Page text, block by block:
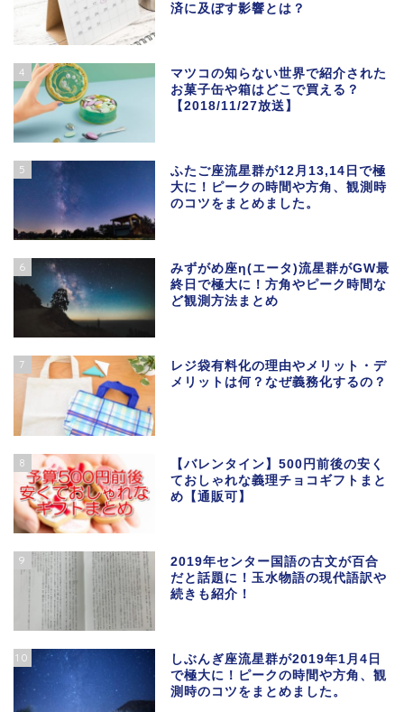
済に及ぼす影響とは？
4
マツコの知らない世界で紹介された
お菓子缶や箱はどこで買える？
【2018/11/27放送】
5
ふたご座流星群が12月13,14日で極
大に！ピークの時間や方角、観測時
のコツをまとめました。
6
みずがめ座η(エータ)流星群がGW最
終日で極大に！方角やピーク時間な
ど観測方法まとめ
7
レジ袋有料化の理由やメリット・デ
メリットは何？なぜ義務化するの？
8
【バレンタイン】500円前後の安く
ておしゃれな義理チョコギフトまと
め【通販可】
9
2019年センター国語の古文が百合
だと話題に！玉水物語の現代語訳や
続きも紹介！
10
しぶんぎ座流星群が2019年1月4日
で極大に！ピークの時間や方角、観
測時のコツをまとめました。